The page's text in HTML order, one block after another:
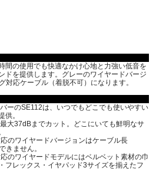
間の使用でも快適なかけ心地と力強い低音を
ドを提供します。グレーのワイヤードバージ
対応ケーブル（着脱不可）になります。
ーのSE112は、いつでもどこでも使いやすい
供。
大37dBまでカット。どこにいても鮮明なサ
のワイヤードバージョンはケーブル長
きません。
のワイヤードモデルにはベルベット素材の巾
フレックス・イヤパッド3サイズを揃えたフ